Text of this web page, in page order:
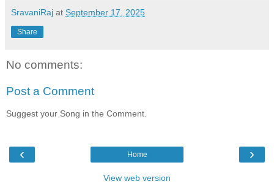
SravaniRaj at September 17, 2025
Share
No comments:
Post a Comment
Suggest your Song in the Comment.
‹ ›
Home
View web version